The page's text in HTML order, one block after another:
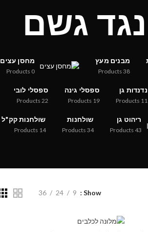
גשם
מבנים מעץ
38
Products
מחסן עצים
0
Products
נדנדות גן
11
Products
ספסלי גינה
19
Products
ספסלי לובי
22
Products
ריהוט גן
43
Products
שולחנות
34
Products
שולחנות קק"ל
14
Products
Show
9
24
36